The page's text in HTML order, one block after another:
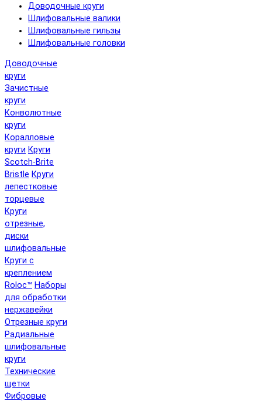
Доводочные круги
Шлифовальные валики
Шлифовальные гильзы
Шлифовальные головки
Доводочные
круги
Зачистные
круги
Конволютные
круги
Коралловые
круги Круги
Scotch-Brite
Bristle Круги
лепестковые
торцевые
Круги
отрезные,
диски
шлифовальные
Круги с
креплением
Roloc™ Наборы
для обработки
нержавейки
Отрезные круги
Радиальные
шлифовальные
круги
Технические
щетки
Фибровые